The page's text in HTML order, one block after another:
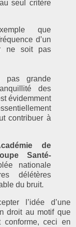
seul critère
que
d’un
ne soit pas
pas grande
des
évidemment
contribuer à
de
Santé-
nationale
délétères
du bruit.
l’idée d’une
droit au motif que
conforme, ceci en